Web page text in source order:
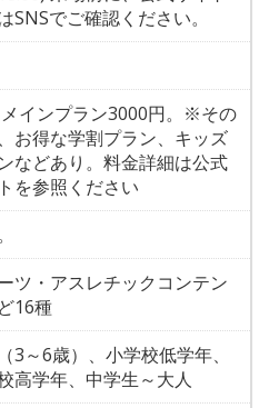
SNSでご確認ください。
インプラン3000円。※その
お得な学割プラン、キッズ
などあり。料金詳細は公式
を参照ください
ツ・アスレチックコンテン
16種
3～6歳）、小学校低学年、
高学年、中学生～大人